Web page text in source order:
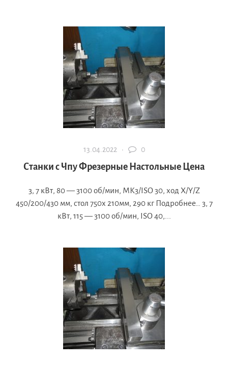
13.04.2022 · 0
Станки с Чпу Фрезерные Настольные Цена
3, 7 кВт, 80 — 3100 об/мин, МК3/ISO 30, ход X/Y/Z
450/200/430 мм, стол 750х 210мм, 290 кг Подробнее… 3, 7
кВт, 115 — 3100 об/мин, ISO 40,...